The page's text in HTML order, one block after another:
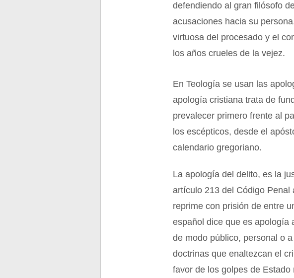
defendiendo al gran filósofo
acusaciones hacia su
virtuosa del procesado y el
los años crueles de la vejez.
En Teología se usan las
apología cristiana trata de
prevalecer primero frente al
los escépticos, desde el
calendario gregoriano.
La apología del delito, es la
artículo 213 del Código
reprime con prisión de entre
español dice que es apología
de modo público, personal o
doctrinas que enaltezcan el
favor de los golpes de Estado